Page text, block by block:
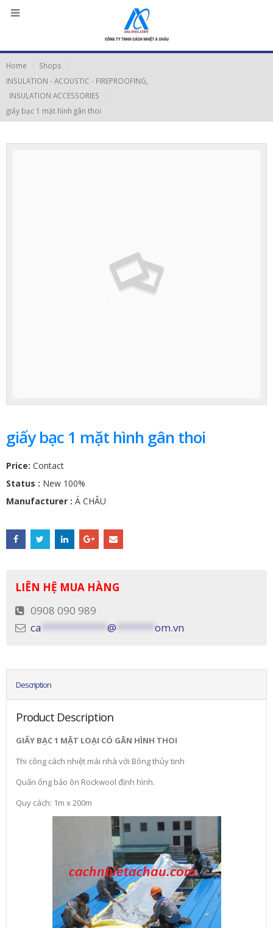
Home
Shops
INSULATION - ACOUSTIC - FIREPROOFING
INSULATION ACCESSORIES
giấy bạc 1 mặt hình gân thoi
giấy bạc 1 mặt hình gân thoi
Price: Contact
Status : New 100%
Manufacturer : Á CHÂU
LIÊN HỆ MUA HÀNG
0908 090 989
ca
@ om.vn
Description
Product Description
GIẤY BẠC 1 MẶT LOẠI CÓ GÂN HÌNH THOI
Thi công cách nhiệt mái nhà với Bông thủy tinh
Quấn ống bảo ôn Rockwool định hình.
Quy cách: 1m x 200m